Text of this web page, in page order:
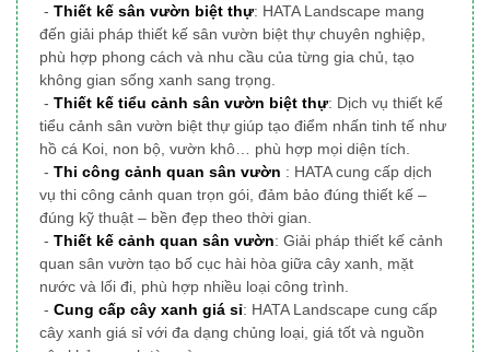
- Thiết kế sân vườn biệt thự: HATA Landscape mang
đến giải pháp thiết kế sân vườn biệt thự chuyên nghiệp,
phù hợp phong cách và nhu cầu của từng gia chủ, tạo
không gian sống xanh sang trọng.
- Thiết kế tiểu cảnh sân vườn biệt thự: Dịch vụ thiết kế
tiểu cảnh sân vườn biệt thự giúp tạo điểm nhấn tinh tế như
hồ cá Koi, non bộ, vườn khô… phù hợp mọi diện tích.
- Thi công cảnh quan sân vườn : HATA cung cấp dịch
vụ thi công cảnh quan trọn gói, đảm bảo đúng thiết kế –
đúng kỹ thuật – bền đẹp theo thời gian.
- Thiết kế cảnh quan sân vườn: Giải pháp thiết kế cảnh
quan sân vườn tạo bố cục hài hòa giữa cây xanh, mặt
nước và lối đi, phù hợp nhiều loại công trình.
- Cung cấp cây xanh giá sỉ: HATA Landscape cung cấp
cây xanh giá sỉ với đa dạng chủng loại, giá tốt và nguồn